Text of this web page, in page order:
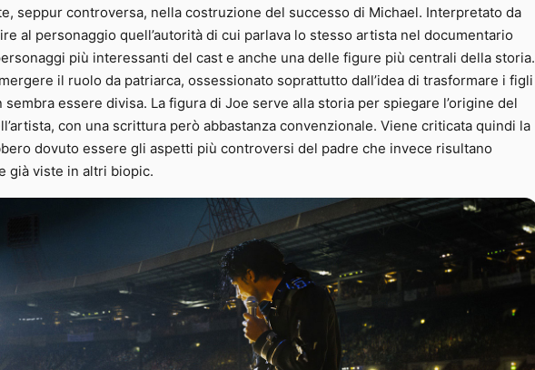
seppur controversa, nella costruzione del successo di Michael. Interpretato da
al personaggio quell’autorità di cui parlava lo stesso artista nel documentario
più interessanti del cast e anche una delle figure più centrali della storia.
il ruolo da patriarca, ossessionato soprattutto dall’idea di trasformare i figli
essere divisa. La figura di Joe serve alla storia per spiegare l’origine del
con una scrittura però abbastanza convenzionale. Viene criticata quindi la
dovuto essere gli aspetti più controversi del padre che invece risultano
già viste in altri biopic.